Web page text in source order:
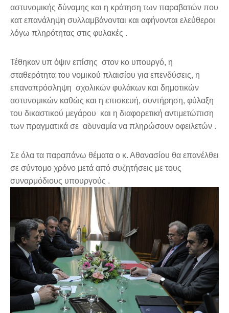
αστυνομικής δύναμης και η κράτηση των παραβατών που
κατ επανάληψη συλλαμβάνονται και αφήνονται ελεύθεροι
λόγω πληρότητας στις φυλακές .
Τέθηκαν υπ όψιν επίσης στον κο υπουργό, η
σταθερότητα του νομικού πλαισίου για επενδύσεις, η
επαναπρόσληψη σχολικών φυλάκων και δημοτικών
αστυνομικών καθώς και η επισκευή, συντήρηση, φύλαξη
του δικαστικού μεγάρου και η διαφορετική αντιμετώπιση
των πραγματικά σε αδυναμία να πληρώσουν οφειλετών .
Σε όλα τα παραπάνω θέματα ο κ. Αθανασίου θα επανέλθει
σε σύντομο χρόνο μετά από συζητήσεις με τους
συναρμόδιους υπουργούς .